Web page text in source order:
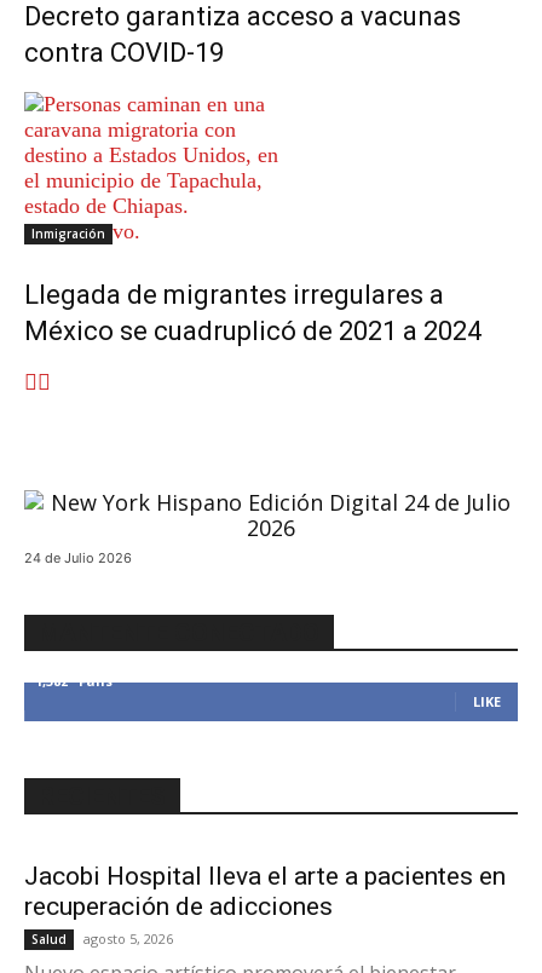
Decreto garantiza acceso a vacunas
contra COVID-19
Inmigración
Llegada de migrantes irregulares a
México se cuadruplicó de 2021 a 2024
24 de Julio 2026
1,382 Fans
LIKE
Jacobi Hospital lleva el arte a pacientes en
recuperación de adicciones
Salud agosto 5, 2026